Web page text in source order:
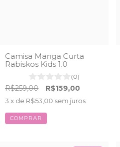
Camisa Manga Curta
Rabiskos Kids 1.0
(0)
R$259,00 R$159,00
3 x de R$53,00 sem juros
COMPRAR